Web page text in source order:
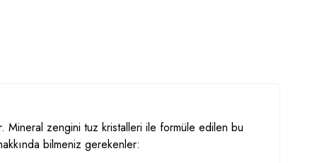
Mineral zengini tuz kristalleri ile formüle edilen bu
bilmeniz gerekenler: